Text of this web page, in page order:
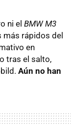
ni el BMW M3
más rápidos del
en
tras el salto,
Aún no han